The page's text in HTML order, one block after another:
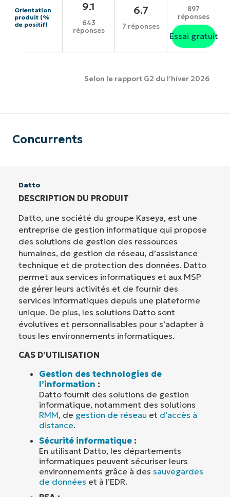
Orientation
produit (%
de positif)
9.1
643
réponses
6.7
7 réponses
897
réponses
Essai gratuit
Selon le rapport G2 du l’hiver 2026
Concurrents
Datto
DESCRIPTION DU PRODUIT
Datto, une société du groupe Kaseya, est une
entreprise de gestion informatique qui propose
des solutions de gestion des ressources
humaines, de gestion de réseau, d’assistance
technique et de protection des données. Datto
permet aux services informatiques et aux MSP
de gérer leurs activités et de fournir des
services informatiques depuis une plateforme
unique. De plus, les solutions Datto sont
évolutives et personnalisables pour s’adapter à
tous les environnements informatiques.
CAS D’UTILISATION
Gestion des technologies de
l’information :
Datto fournit des solutions de gestion
informatique, notamment des solutions
RMM, de gestion de réseau et d’accès à
distance.
Sécurité informatique :
En utilisant Datto, les départements
informatiques peuvent sécuriser leurs
environnements grâce à des sauvegardes
de données et à l’EDR.